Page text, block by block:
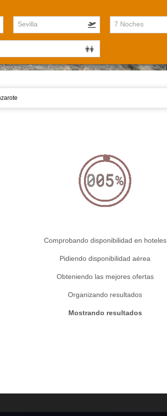
Sevilla 7 Noches
Comprobando disponibilidad en hoteles
Pidiendo disponibilidad aérea
Obteniendo las mejores ofertas
Organizando resultados
Mostrando resultados